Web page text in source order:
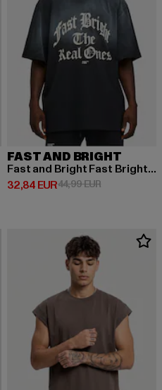
FAST AND BRIGHT
Fast and Bright Fast Bright Tee
32,84 EUR
Prix courant: 32,84 EUR
44,99 EURPrix en